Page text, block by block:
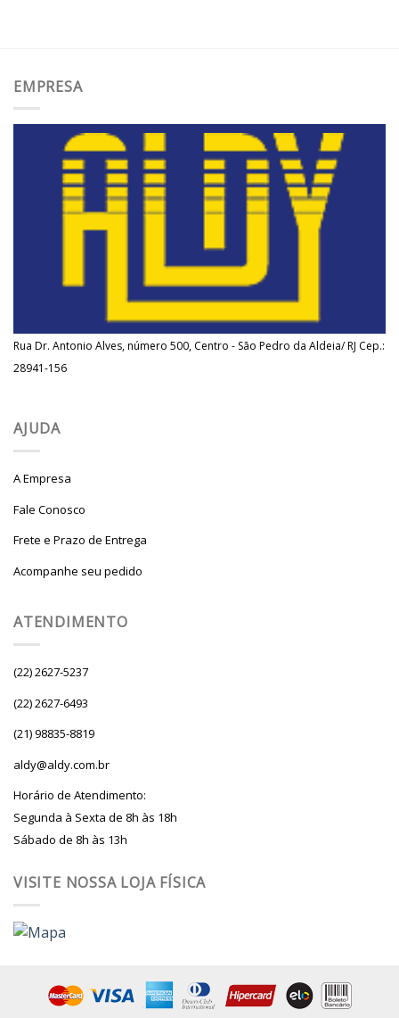
EMPRESA
Rua Dr. Antonio Alves, número 500, Centro - São Pedro da Aldeia/ RJ Cep.:
28941-156
AJUDA
A Empresa
Fale Conosco
Frete e Prazo de Entrega
Acompanhe seu pedido
ATENDIMENTO
(22) 2627-5237
(22) 2627-6493
(21) 98835-8819
aldy@aldy.com.br
Horário de Atendimento:
Segunda à Sexta de 8h às 18h
Sábado de 8h às 13h
VISITE NOSSA LOJA FÍSICA